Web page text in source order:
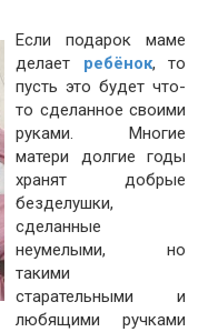
Если подарок маме
делает ребёнок, то
пусть это будет что-
то сделанное своими
руками. Многие
матери долгие годы
хранят добрые
безделушки,
сделанные
неумелыми, но
такими
старательными и
любящими ручками